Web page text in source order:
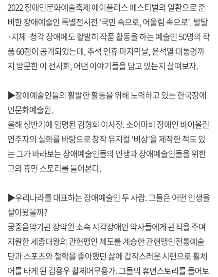
2022 장애인문화예술축제 에이플러스 페스티벌의 일환으로 준
비한 장애예술인 특별전시전 ‘국민 속으로, 어울림 속으로’. 발달
·지체·청각 장애에도 활발히 작품 활동을 하는 예술인 50명의 작
품 60점이 공개되었는데, 추석 연휴 마지막날, 윤석열 대통령까
지 방문한 이 전시회, 어떤 이야기들을 담고 있는지 살펴보자.
▶장애예술인들의 활발한 활동을 위해 노력하고 있는 한국장애
인문화예술원.
올해 상반기에 임명된 김형희 이사장. 소아마비 장애인 바이올린
연주자의 실화를 바탕으로 창작 뮤지컬 ‘비상’을 제작한 적도 있
는 그가 바라보는 장애예술인들의 인생과 장애예술인들을 위한
그의 휴먼 스토리를 들어본다.
▶우리나라를 대표하는 장애예술인 두 사람. 그들은 어떤 인생을
살아왔을까?
궁중음악기관 장악원 소속 시각장애인 악사들에게 관직을 주며
지원한 세종대왕의 관현맹인 제도를 계승한 관현맹인전통예술
단과 스포츠와 철학을 좋아했던 삶에 갑작스러운 시련으로 휠체
어를 타게 된 김용우 휠체어무용가. 그들의 휴먼스토리를 들어보